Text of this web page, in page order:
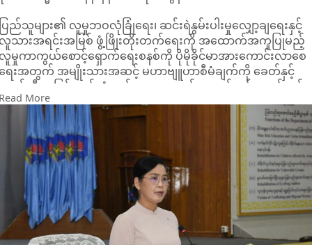
ြည်သူများ၏ လူမှုဘဝလုံခြုံရေး၊ ဆင်းရဲနွမ်းပါးမှုလျှော့ချရေးနှင့်
သားအရင်းအမြစ် ဖွံ့ဖြိုးတိုးတက်ရေးကို အထောက်အကူပြုမည့်
မှုကာကွယ်စောင့်ရှောက်ရေးစနစ်ကို ပိုမိုခိုင်မာအားကောင်းလာစေ
ေးအတွက် အမျိုးသားအဆင့် မဟာဗျူဟာစီမံချက်ကို ခေတ်နှင့်
ျော်ညီစွာ ပြန်လည်သုံးသပ်ကာ အကောင်အထည်ဖော်ဆောင်ရွက်
ားရန် ဒုတိယသမ္မတ ဒေါ်နန်းနီနီအေးက တိုက်တွန်းပြော
ြားသည်။
ေပြည်တော်ရှိ လူမှုဝန်ထမ်း၊ ကယ်ဆယ်ရေးနှင့် ပြန်လည်နေရာ
ျထားရေးဝန်ကြီးဌာန၌ ကျင်းပသည့် လူမှုကာကွယ်စောင့်ရှောက်
ေးဆိုင်ရာ အမျိုးသားကော်မတီအစည်းအဝေးတွင် ဒုတိယသမ္မတ
လူမှုကာကွယ်စောင့်ရှောက်ရေးစနစ်သည် နိုင်ငံဖွံ့ဖြိုးတိုးတက်
ေး၏ အခြေခံမဏ္ဍိုင်တစ်ရပ်ဖြစ်ပြီး ပြည်သူများ၏ လူမှုဘဝလုံခြုံ
ရရှိရေး၊ ဆင်းရဲနွမ်းပါးမှုလျှော့ချရေးနှင့် လူသားအရင်းအမြစ်ဖွံ့ဖြို
းတက်ရေးတို့အတွက် အရေးပါသည့်ကဏ္ဍဖြစ်ကြောင်း ပြောကြား
သည်။
More